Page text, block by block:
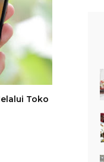
Toko